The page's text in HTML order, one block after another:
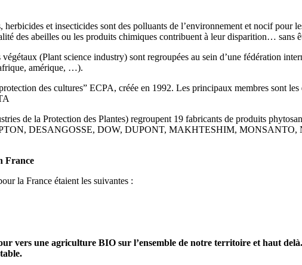
et insecticides sont des polluants de l’environnement et nocif pour
des abeilles ou les produits chimiques contribuent à leur disparition… sans
(Plant science industry) sont regroupées au sein d’une fédération
amérique, …).
des cultures” ECPA, créée en 1992. Les principaux membres
de la Protection des Plantes) regroupent 19 fabricants de produits
DESANGOSSE, DOW, DUPONT, MAKHTESHIM,
France
la France étaient les suivantes :
vers une agriculture BIO sur l’ensemble de notre territoire et haut